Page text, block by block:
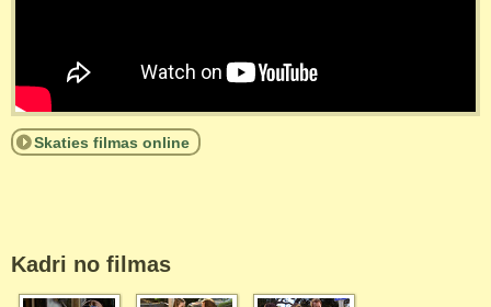
Skaties filmas online
Kadri no filmas